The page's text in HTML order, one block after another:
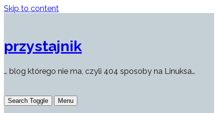
Skip to content
przystajnik
… blog którego nie ma, czyli 404 sposoby na Linuksa…
Search Toggle Menu